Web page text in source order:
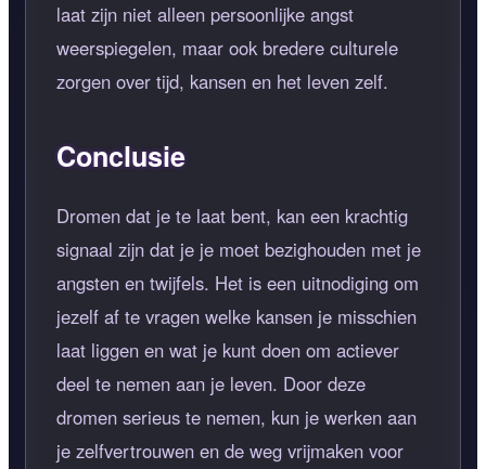
laat zijn niet alleen persoonlijke angst
weerspiegelen, maar ook bredere culturele
zorgen over tijd, kansen en het leven zelf.
Conclusie
Dromen dat je te laat bent, kan een krachtig
signaal zijn dat je je moet bezighouden met je
angsten en twijfels. Het is een uitnodiging om
jezelf af te vragen welke kansen je misschien
laat liggen en wat je kunt doen om actiever
deel te nemen aan je leven. Door deze
dromen serieus te nemen, kun je werken aan
je zelfvertrouwen en de weg vrijmaken voor